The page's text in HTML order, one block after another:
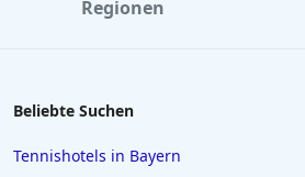
Hotels in Soest
Regionen
Beliebte Suchen
Tennishotels in Bayern